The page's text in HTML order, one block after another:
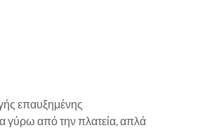
επαυξημένης
γύρω από την πλατεία, απλά